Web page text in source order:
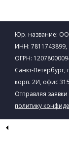
Юр. название:
ИНН: 7811743899,
ОГРН:
Санкт-
корп. 2И, офис 315
Отправляя
политику